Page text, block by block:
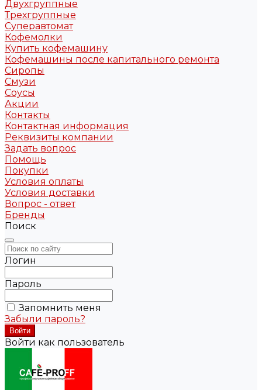
Двухгруппные
Трехгруппные
Суперавтомат
Кофемолки
Купить кофемашину
Кофемашины после капитального ремонта
Сиропы
Смузи
Соусы
Акции
Контакты
Контактная информация
Реквизиты компании
Задать вопрос
Помощь
Покупки
Условия оплаты
Условия доставки
Вопрос - ответ
Бренды
Поиск
Логин
Пароль
Запомнить меня
Забыли пароль?
Войти как пользователь